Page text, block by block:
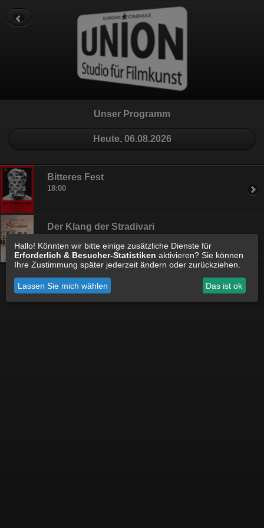
Unser Programm
Heute, 06.08.2026
Bitteres Fest
18:00
Der Klang der Stradivari
Datenschutz Impressum Cookie Einstellungen
Datenschutz Impressum Cookie Einstellungen
Hallo! Könnten wir bitte einige zusätzliche Dienste für
Erforderlich & Besucher-Statistiken aktivieren? Sie können
Ihre Zustimmung später jederzeit ändern oder zurückziehen.
Lassen Sie mich wählen Das ist ok